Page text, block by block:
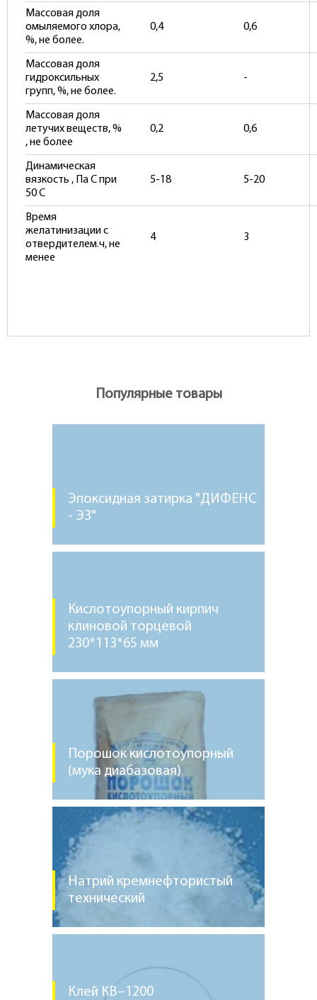
Массовая доля
омыляемого хлора,
%, не более.
0,4 0,6
Массовая доля
гидроксильных
групп, %, не более.
2,5 -
Массовая доля
летучих веществ, %
, не более
0,2 0,6
Динамическая
вязкость , Па С при
50 С
5-18 5-20
Время
желатинизации с
отвердителем.ч, не
менее
4 3
Популярные товары
Эпоксидная затирка "ДИФЕНС
- ЭЗ"
Кислотоупорный кирпич
клиновой торцевой
230*113*65 мм
Порошок кислотоупорный
(мука диабазовая)
Натрий кремнефтористый
технический
Клей КВ–1200